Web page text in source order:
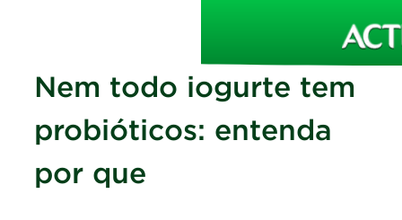
Nem todo iogurte tem
probióticos: entenda
por que